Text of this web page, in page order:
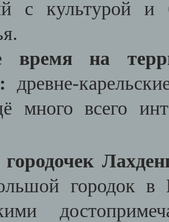
с культурой
время на
древне-
много всего
городок